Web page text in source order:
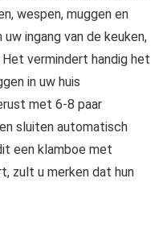
wespen, muggen en
ingang van de keuken,
vermindert handig het
in uw huis
met 6-8 paar
sluiten automatisch
een klamboe met
zult u merken dat hun